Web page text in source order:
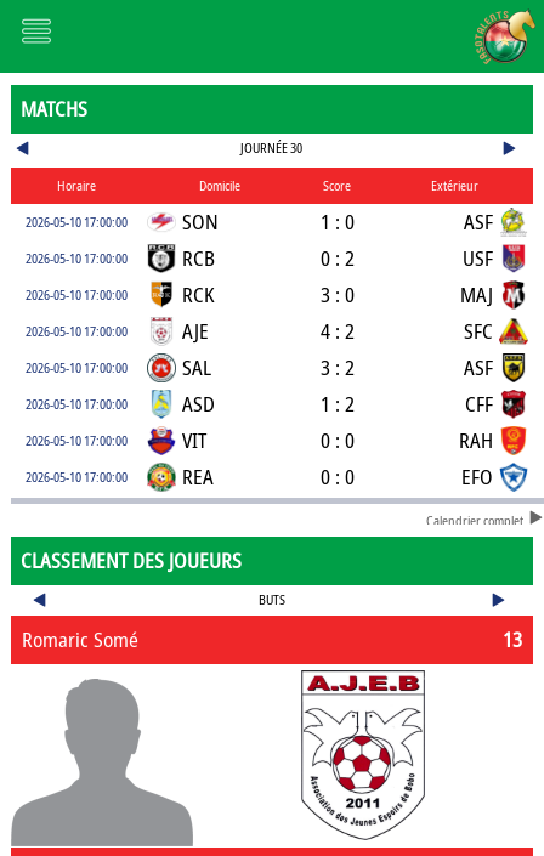
MATCHS
JOURNÉE 30
Horaire Domicile Score
Extérieur
2026-05-10 17:00:00
SON 1 : 0 ASF
2026-05-10 17:00:00 RCB 0 : 2 USF
2026-05-10 17:00:00 RCK 3 : 0 MAJ
2026-05-10 17:00:00 AJE 4 : 2 SFC
2026-05-10 17:00:00 SAL 3 : 2 ASF
2026-05-10 17:00:00 ASD 1 : 2 CFF
2026-05-10 17:00:00 VIT 0 : 0 RAH
2026-05-10 17:00:00 REA 0 : 0 EFO
Calendrier complet
CLASSEMENT DES JOUEURS
BUTS
13
Romaric Somé